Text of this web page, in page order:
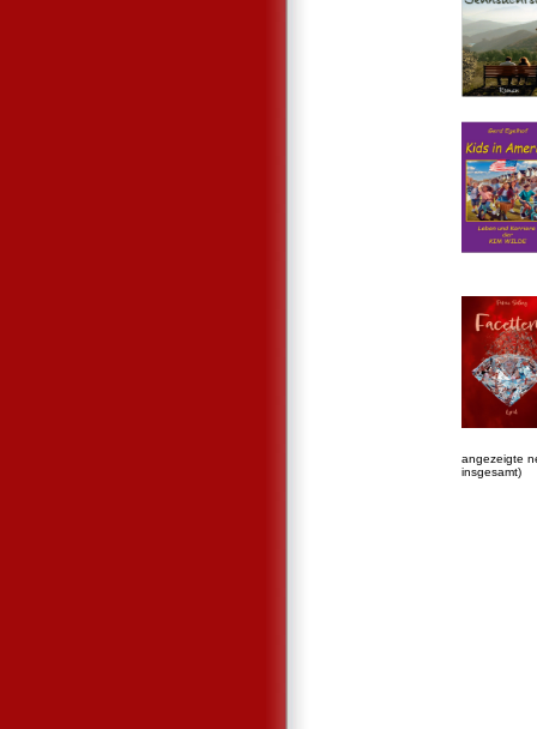
angezeigte
insgesamt)